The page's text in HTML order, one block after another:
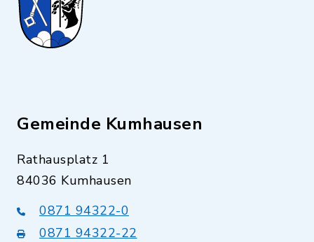
Gemeinde Kumhausen
Rathausplatz 1
84036 Kumhausen
0871 94322-0
0871 94322-22